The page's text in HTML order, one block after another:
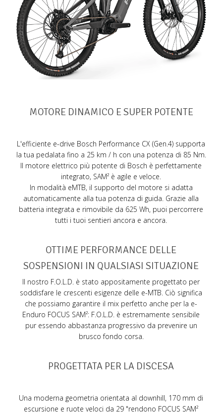
MOTORE DINAMICO E SUPER POTENTE
L'efficiente e-drive Bosch Performance CX (Gen.4) supporta
la tua pedalata fino a 25 km / h con una potenza di 85 Nm.
Il motore elettrico più potente di Bosch è perfettamente
integrato, SAM² è agile e veloce.
In modalità eMTB, il supporto del motore si adatta
automaticamente alla tua potenza di guida. Grazie alla
batteria integrata e rimovibile da 625 Wh, puoi percorrere
tutti i tuoi sentieri ancora e ancora.
OTTIME PERFORMANCE DELLE
SOSPENSIONI IN QUALSIASI SITUAZIONE
Il nostro F.O.L.D. è stato appositamente progettato per
soddisfare le crescenti esigenze delle e-MTB. Ciò significa
che possiamo garantire il mix perfetto anche per la e-
Enduro FOCUS SAM²: F.O.L.D. è estremamente sensibile
pur essendo abbastanza progressivo da prevenire un
brusco fondo corsa.
PROGETTATA PER LA DISCESA
Una moderna geometria orientata al downhill, 170 mm di
escursione e ruote veloci da 29 "rendono FOCUS SAM²